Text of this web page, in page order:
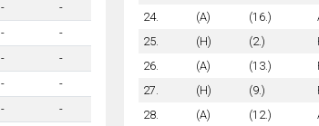
-
-
-
-
-
-
-
-
- -
24.
(A) (16.)
25.
(H) (2.)
26.
(A) (13.)
27.
(H) (9.)
28.
(A) (12.)